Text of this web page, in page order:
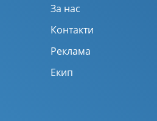
За нас
Контакти
Реклама
Екип